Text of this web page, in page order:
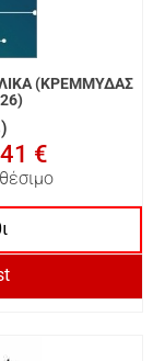
(ΚΡΕΜΜΥΔΑΣ
€